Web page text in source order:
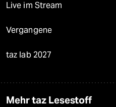
Live im Stream
Vergangene
taz lab 2027
Mehr taz Lesestoff